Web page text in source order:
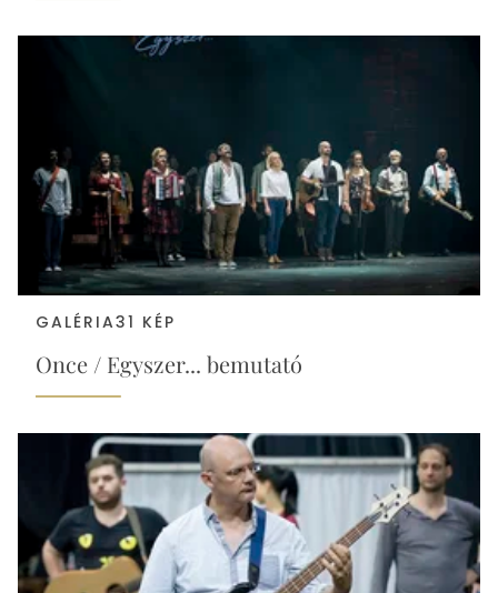
GALÉRIA31 KÉP
Once / Egyszer... bemutató